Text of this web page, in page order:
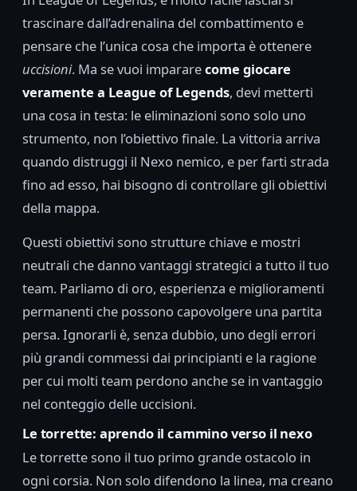
trascinare dall’adrenalina del combattimento e
pensare che l’unica cosa che importa è ottenere
uccisioni. Ma se vuoi impararecome giocare
veramente a League of Legends, devi metterti
una cosa in testa: le eliminazioni sono solo uno
strumento, non l’obiettivo finale. La vittoria arriva
quando distruggi il Nexo nemico, e per farti strada
fino ad esso, hai bisogno di controllare gli obiettivi
della mappa.
Questi obiettivi sono strutture chiave e mostri
neutrali che danno vantaggi strategici a tutto il tuo
team. Parliamo di oro, esperienza e miglioramenti
permanenti che possono capovolgere una partita
persa. Ignorarli è, senza dubbio, uno degli errori
più grandi commessi dai principianti e la ragione
per cui molti team perdono anche se in vantaggio
nel conteggio delle uccisioni.
Le torrette: aprendo il cammino verso il nexo
Le torrette sono il tuo primo grande ostacolo in
ogni corsia. Non solo difendono la linea, ma creano